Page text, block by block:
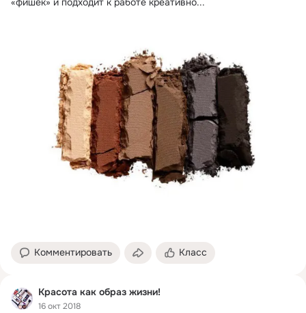
Комментировать Класс
Красота как образ жизни!
16 окт 2018